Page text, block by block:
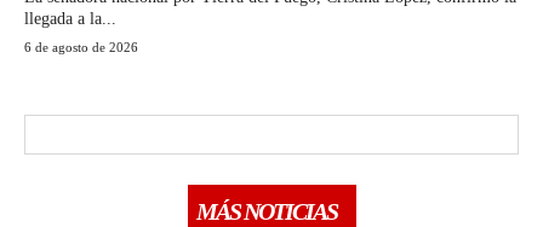
llegada a la...
6 de agosto de 2026
MÁS NOTICIAS